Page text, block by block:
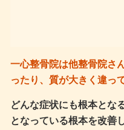
一心整骨院は他整骨院さ
ったり、質が大きく違っ
どんな症状にも根本とな
となっている根本を改善